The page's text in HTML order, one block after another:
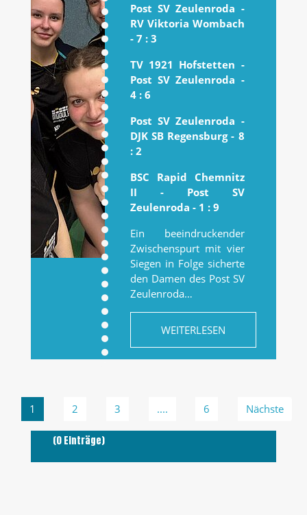
Post SV Zeulenroda -
RV Viktoria Wombach
- 7 : 3
TV 1921 Hofstetten -
Post SV Zeulenroda -
4 : 6
Post SV Zeulenroda -
DJK SB Regensburg - 8
: 2
BSC Rapid Chemnitz
II - Post SV
Zeulenroda - 1 : 9
Ein beeindruckender
Zwischenspurt mit vier
Siegen in Folge sicherte
den Damen des Post SV
Zeulenroda…
WEITERLESEN
1 2 3 .... 6 Nächste
(0 Einträge)